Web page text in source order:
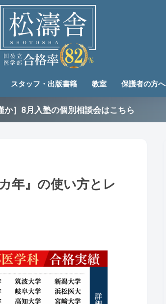
スタッフ・出版書籍 教室 保護者の方へ
か］8月入塾の個別相談会はこちら
年』の使い方とレ